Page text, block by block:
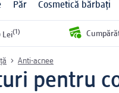
Păr Cosmetică bărbați
Lei(1)
Anti-acnee
pentru